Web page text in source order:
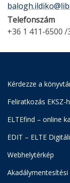
Telefonszám
+36 1 411-6500 /
Kérdezze a
Feliratkozás EKSZ-
ELTEfind – online
EDIT – ELTE
Webhelytérkép